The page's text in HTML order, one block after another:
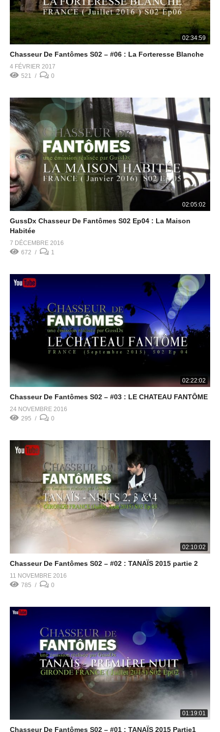
02:34:59
Chasseur De Fantômes S02 – #06 : La Forteresse Blanche
4 FÉVRIER 2017
521
0
02:05:02
GussDx Chasseur De Fantômes S02 Ep04 : La Maison
Habitée
7 DÉCEMBRE 2016
672
1
02:22:02
Chasseur De Fantômes S02 – #03 : LE CHATEAU FANTÔME
24 NOVEMBRE 2016
295
0
02:10:02
Chasseur De Fantômes S02 – #02 : TANAÏS 2015 partie 2
11 NOVEMBRE 2016
785
0
01:19:01
Chasseur De Fantômes S02 – #01 : TANAÏS 2015 Partie1